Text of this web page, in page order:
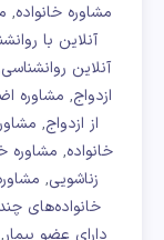
مشاوره خانواده,
آنلاین با
آنلاین روانشناسی
ازدواج, مشاوره
از ازدواج,
خانواده, مشاوره
زناشویی,
خانواده‌های
دارای عضو بیمار